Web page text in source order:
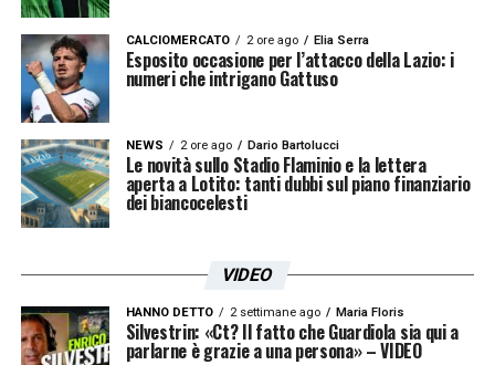
CALCIOMERCATO 2 ore ago Elia Serra
Esposito occasione per l’attacco della Lazio: i
numeri che intrigano Gattuso
NEWS 2 ore ago Dario Bartolucci
Le novità sullo Stadio Flaminio e la lettera
aperta a Lotito: tanti dubbi sul piano finanziario
dei biancocelesti
VIDEO
HANNO DETTO 2 settimane ago Maria Floris
Silvestrin: «Ct? Il fatto che Guardiola sia qui a
parlarne è grazie a una persona» – VIDEO